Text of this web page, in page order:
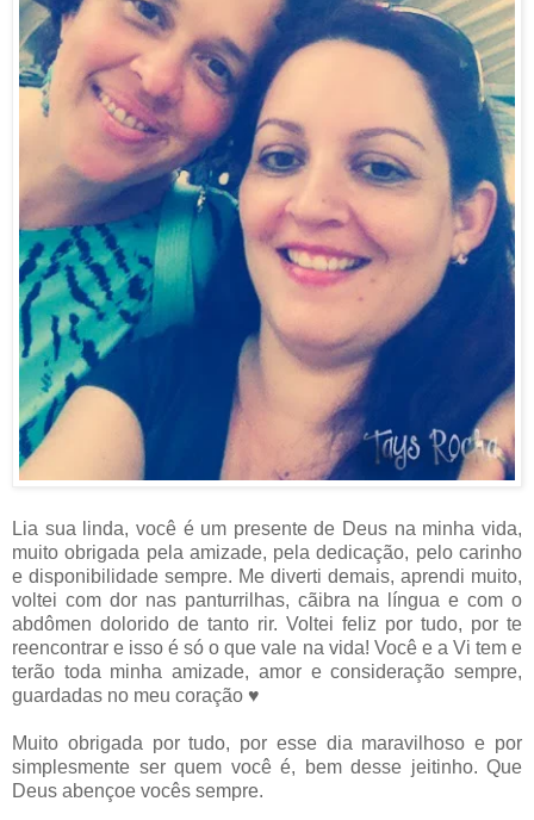
Lia sua linda, você é um presente de Deus na minha vida,
muito obrigada pela amizade, pela dedicação, pelo carinho
e disponibilidade sempre. Me diverti demais, aprendi muito,
voltei com dor nas panturrilhas, cãibra na língua e com o
abdômen dolorido de tanto rir. Voltei feliz por tudo, por te
reencontrar e isso é só o que vale na vida! Você e a Vi tem e
terão toda minha amizade, amor e consideração sempre,
guardadas no meu coração ♥
Muito obrigada por tudo, por esse dia maravilhoso e por
simplesmente ser quem você é, bem desse jeitinho. Que
Deus abençoe vocês sempre.